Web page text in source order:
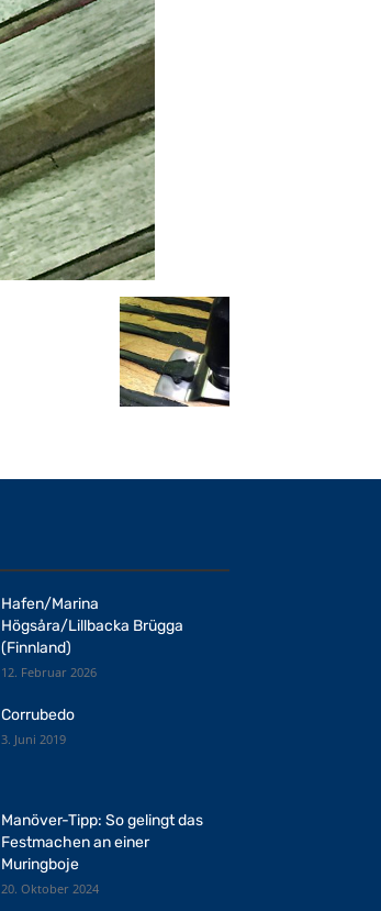
Hafen/Marina
Högsåra/Lillbacka Brügga
(Finnland)
12. Februar 2026
Corrubedo
3. Juni 2019
Manöver-Tipp: So gelingt das
Festmachen an einer
Muringboje
20. Oktober 2024